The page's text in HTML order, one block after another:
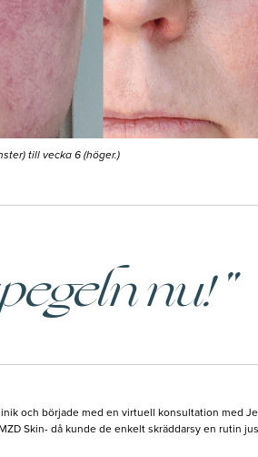
till vecka 6 (höger.)
nu!"
och började med en virtuell konsultation med
Skin- då kunde de enkelt skräddarsy en rutin